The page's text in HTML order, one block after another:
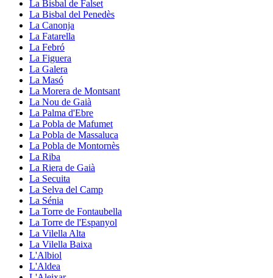
La Bisbal de Falset
La Bisbal del Penedès
La Canonja
La Fatarella
La Febró
La Figuera
La Galera
La Masó
La Morera de Montsant
La Nou de Gaià
La Palma d'Ebre
La Pobla de Mafumet
La Pobla de Massaluca
La Pobla de Montornès
La Riba
La Riera de Gaià
La Secuita
La Selva del Camp
La Sénia
La Torre de Fontaubella
La Torre de l'Espanyol
La Vilella Alta
La Vilella Baixa
L'Albiol
L'Aldea